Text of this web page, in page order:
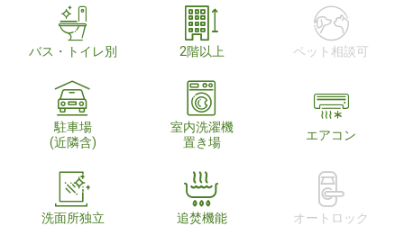
バス・トイレ別 2階以上 ペット相談可
駐車場
(近隣含)
室内洗濯機
置き場
エアコン
洗面所独立 追焚機能 オートロック